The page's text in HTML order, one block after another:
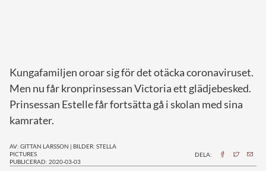
Kungafamiljen oroar sig för det otäcka coronaviruset.
Men nu får kronprinsessan Victoria ett glädjebesked.
Prinsessan Estelle får fortsätta gå i skolan med sina
kamrater.
AV: GITTAN LARSSON | BILDER: STELLA
PICTURES
PUBLICERAD: 2020-03-03
DELA: